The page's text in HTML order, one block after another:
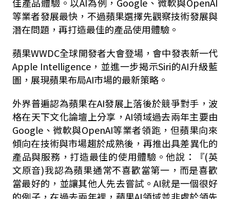
等業者發展最快，不過蘋果選擇先觀察技術發展與
潛在問題，再打造最佳的產品使用體驗。
蘋果WWDC全球開發者大會登場，會中發表新一代
Apple Intelligence，並進一步揭示Siri的AI升級藍
圖，展現蘋果布局AI市場的最新策略。
外界普遍認為蘋果在AI發展上落後於競爭對手，波
格在天下文化論壇上分享，AI領域過去兩年主要由
Google、微軟與OpenAI等業者領跑，但蘋果向來
傾向在技術與市場趨於成熟後，再推出具差異化的
產品與服務，打造最佳的使用體驗。他說：『(英
文原音)我認為蘋果通常不喜歡當第一，而是喜歡
當最好的，並讓其他人先去嘗試。AI就是一個很好